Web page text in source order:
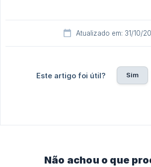
Atualizado em: 31/10/
Este artigo foi útil? Sim
Não achou o que